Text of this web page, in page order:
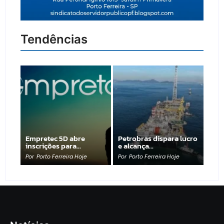
Tendências
Empretec 5D abre
inscrições para…
Por Porto Ferreira Hoje
Petrobras dispara lucro
e alcança…
Por Porto Ferreira Hoje